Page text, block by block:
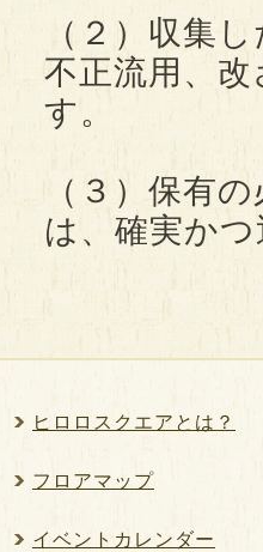
（２）収集
不正流用、
す。
（３）保有
は、確実か
ヒロロスクエアとは？
フロアマップ
イベントカレンダー